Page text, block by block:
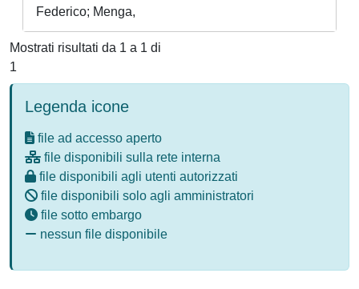
Federico; Menga,
Mostrati risultati da 1 a 1 di
1
Legenda icone
file ad accesso aperto
file disponibili sulla rete interna
file disponibili agli utenti autorizzati
file disponibili solo agli amministratori
file sotto embargo
nessun file disponibile